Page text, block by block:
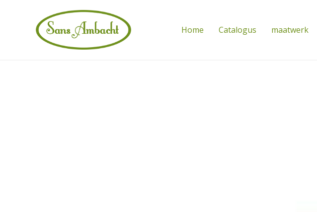
Home Catalogus maatwerk